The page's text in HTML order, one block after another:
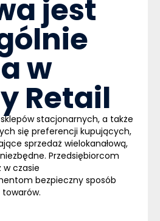
jest
w
Retail
stacjonarnych, a także
się preferencji kupujących,
sprzedaż wielokanałową,
Przedsiębiorcom
w czasie
bezpieczny sposób